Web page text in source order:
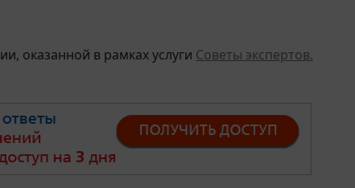
оказанной в рамках услуги Советы экспертов.